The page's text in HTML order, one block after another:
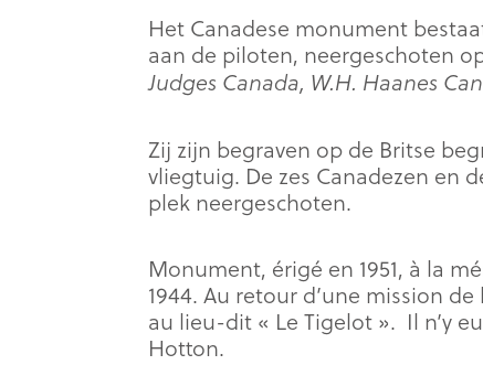
Het Canadese monument
aan de piloten, neergeschoten
Judges Canada, W.H. Haanes
Zij zijn begraven op de Britse
vliegtuig. De zes Canadezen en
plek neergeschoten.
Monument, érigé en 1951, à la
1944. Au retour d’une mission
au lieu-dit « Le Tigelot ». Il n’y
Hotton.